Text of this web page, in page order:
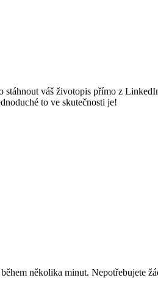
stáhnout váš životopis přímo z
to ve skutečnosti je!
několika minut. Nepotřebujete